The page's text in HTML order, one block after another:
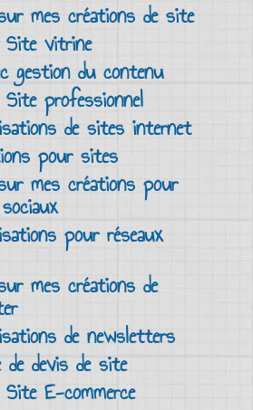
mes créations de site
Site vitrine
gestion du contenu
Site professionnel
de sites internet
pour sites
mes créations pour
pour réseaux
mes créations de
de newsletters
de devis de site
E-commerce